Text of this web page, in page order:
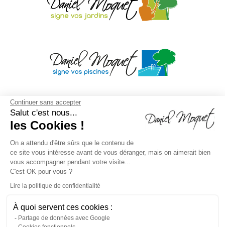
Continuer sans accepter
Salut c'est nous...
les Cookies !
On a attendu d'être sûrs que le contenu de
ce site vous intéresse avant de vous déranger, mais on aimerait bien
vous accompagner pendant votre visite...
C'est OK pour vous ?
Lire la politique de confidentialité
À quoi servent ces cookies :
Partage de données avec Google
Mentions légales Droit à l'oubli